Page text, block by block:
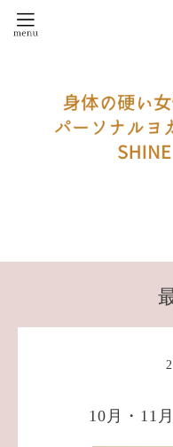
10月・11